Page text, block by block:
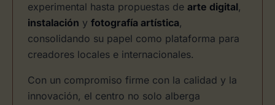
experimental hasta propuestas de arte digital,
instalación y fotografía artística,
consolidando su papel como plataforma para
creadores locales e internacionales.
Con un compromiso firme con la calidad y la
innovación, el centro no solo alberga